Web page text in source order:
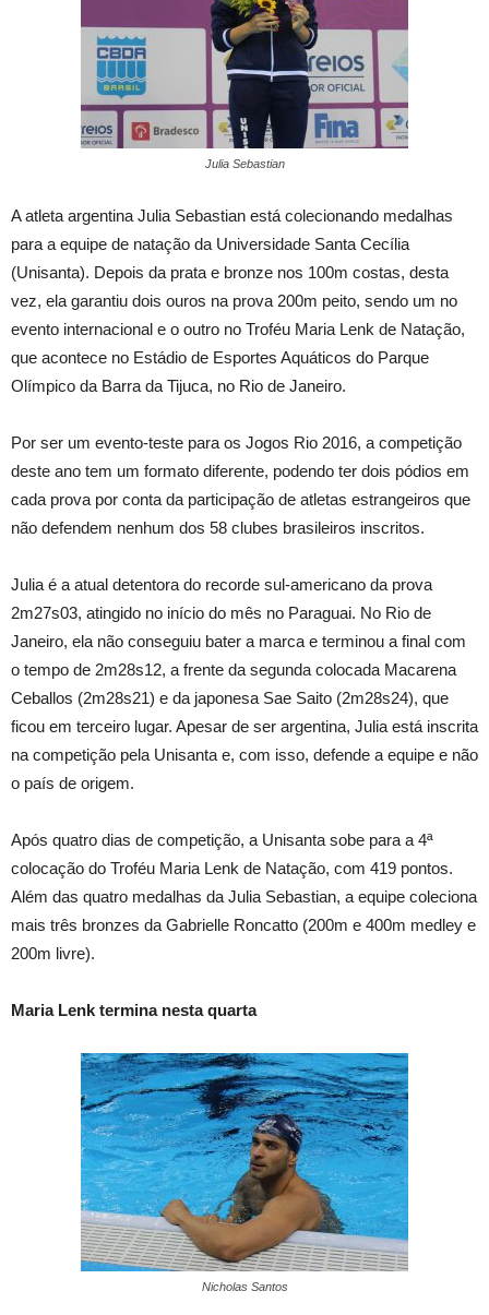
Julia Sebastian
A atleta argentina Julia Sebastian está colecionando medalhas
para a equipe de natação da Universidade Santa Cecília
(Unisanta). Depois da prata e bronze nos 100m costas, desta
vez, ela garantiu dois ouros na prova 200m peito, sendo um no
evento internacional e o outro no Troféu Maria Lenk de Natação,
que acontece no Estádio de Esportes Aquáticos do Parque
Olímpico da Barra da Tijuca, no Rio de Janeiro.
Por ser um evento-teste para os Jogos Rio 2016, a competição
deste ano tem um formato diferente, podendo ter dois pódios em
cada prova por conta da participação de atletas estrangeiros que
não defendem nenhum dos 58 clubes brasileiros inscritos.
Julia é a atual detentora do recorde sul-americano da prova
2m27s03, atingido no início do mês no Paraguai. No Rio de
Janeiro, ela não conseguiu bater a marca e terminou a final com
o tempo de 2m28s12, a frente da segunda colocada Macarena
Ceballos (2m28s21) e da japonesa Sae Saito (2m28s24), que
ficou em terceiro lugar. Apesar de ser argentina, Julia está inscrita
na competição pela Unisanta e, com isso, defende a equipe e não
o país de origem.
Após quatro dias de competição, a Unisanta sobe para a 4ª
colocação do Troféu Maria Lenk de Natação, com 419 pontos.
Além das quatro medalhas da Julia Sebastian, a equipe coleciona
mais três bronzes da Gabrielle Roncatto (200m e 400m medley e
200m livre).
Maria Lenk termina nesta quarta
Nicholas Santos